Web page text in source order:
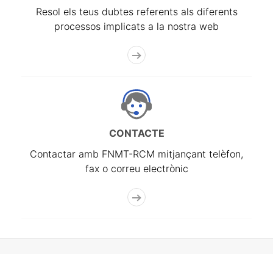
Resol els teus dubtes referents als diferents
processos implicats a la nostra web
CONTACTE
Contactar amb FNMT-RCM mitjançant telèfon,
fax o correu electrònic